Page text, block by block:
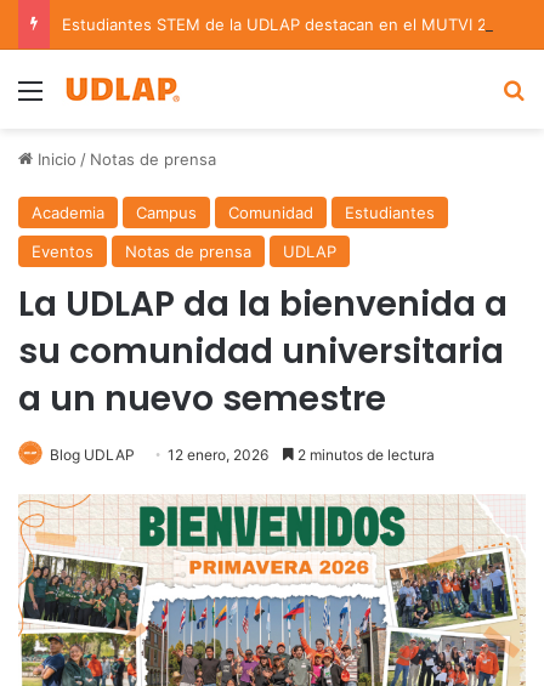
Menu
Inicio / Notas de prensa
Academia Campus Comunidad
Estudiantes
Eventos
Notas de prensa UDLAP
La UDLAP da la bienvenida a
su comunidad universitaria
a un nuevo semestre
Blog UDLAP 12 enero, 2026 2 minutos de lectura